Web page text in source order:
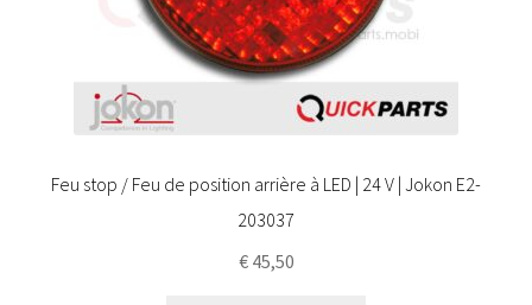
Feu stop / Feu de position arrière à LED | 24 V | Jokon E2-
203037
€45,50